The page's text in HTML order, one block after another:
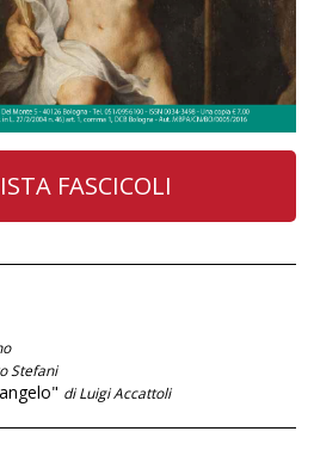
FASCICOLI
Stefani
di Luigi Accattoli